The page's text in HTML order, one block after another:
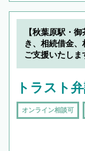
【秋葉原駅・
き、相続借金
ご支援いたしま
トラスト
オンライン相談可